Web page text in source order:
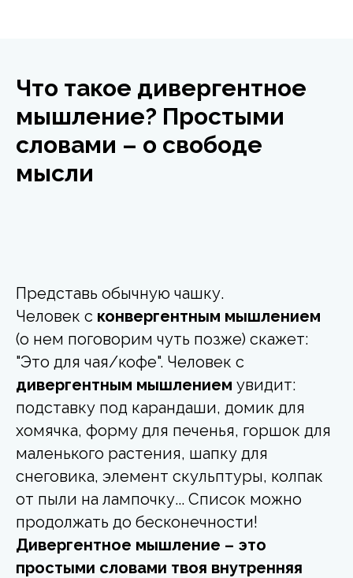
Что такое дивергентное
мышление? Простыми
словами – о свободе
мысли
Представь обычную чашку.
Человек с конвергентным мышлением
(о нем поговорим чуть позже) скажет:
"Это для чая/кофе". Человек с
дивергентным мышлением увидит:
подставку под карандаши, домик для
хомячка, форму для печенья, горшок для
маленького растения, шапку для
снеговика, элемент скульптуры, колпак
от пыли на лампочку... Список можно
продолжать до бесконечности!
Дивергентное мышление – это
простыми словами твоя внутренняя